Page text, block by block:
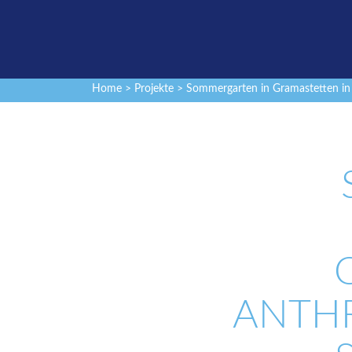
Home > Projekte > Sommergarten in Gramastetten